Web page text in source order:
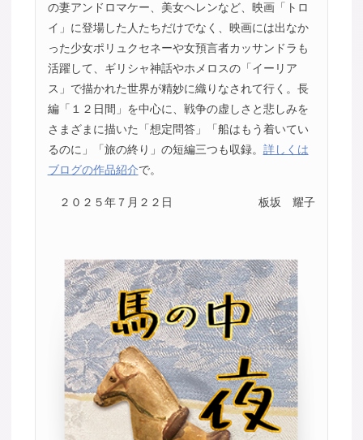
の妻アンドロマケー、美女ヘレンなど、映画「トロ
イ」に登場した人たちだけでなく、映画には出なか
った少女ポリュクセネーや女預言者カッサンドラも
活躍して、ギリシャ神話やホメロスの「イーリア
ス」で描かれた世界が精妙に織りなされて行く。長
編「１２日間」を中心に、戦争の虚しさと悲しみを
さまざまに描いた「想定問答」「船はもう着いてい
るのに」「旅の終り」の短編三つも収録。 詳しくは
ブログの作品紹介で。
２０２５年７月２２日 板坂 耀子